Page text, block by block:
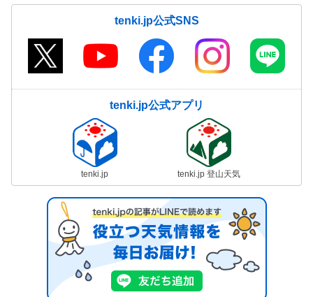
tenki.jp公式SNS
tenki.jp公式アプリ
tenki.jp tenki.jp 登山天気